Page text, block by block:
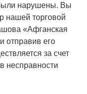
нарушены. Вы
нашей торговой
«Афганская
отправив его
за счет
несправности